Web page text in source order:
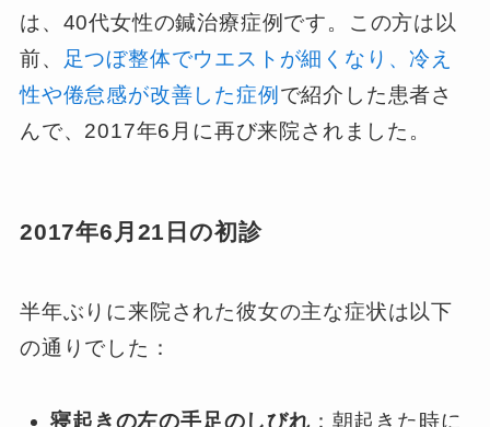
は、40代女性の鍼治療症例です。この方は以
前、
足つぼ整体でウエストが細くなり、冷え
性や倦怠感が改善した症例 で紹介した患者さ
んで、2017年6月に再び来院されました。
2017年6月21日の初診
半年ぶりに来院された彼女の主な症状は以下
の通りでした：
寝起きの左の手足のしびれ：朝起きた時に